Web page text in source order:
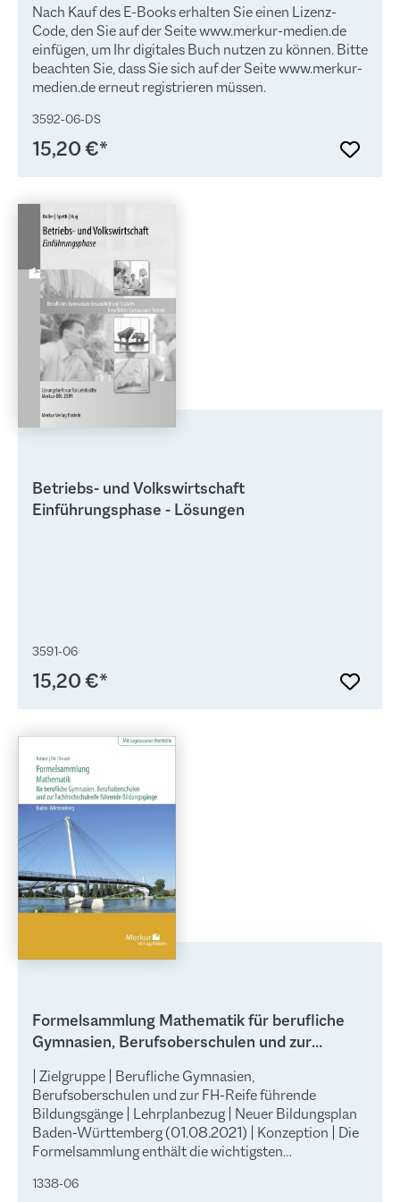
Anschaulichkeit und sachgerechter mathematischer
Darstellung. Die übersichtliche Präsentation und die
methodische Aufarbeitung beeinflusst den Lernerfolg
positiv und bietet dem Schüler die Möglichkeit,
Unterrichtsinhalte selbstständig zu erschließen bzw.
sich anzueignen.Wichtiger HinweisDie Themenhefte
sind neben der digitalen auch in einer gedruckten
Version verfügbar.Die Themenhefte sind bereits
kostenlos als E-Book in dem Kombibuch (Merkur-Nr.
finden Sie in dem Buch auf S. 2.
Nach Kauf des E-Books erhalten Sie einen Lizenz-
Code, den Sie auf der Seite www.merkur-medien.de
einfügen, um Ihr digitales Buch nutzen zu können. Bitte
beachten Sie, dass Sie sich auf der Seite www.merkur-
medien.de erneut registrieren müssen.
3592-06-DS
15,20 €*
Betriebs- und Volkswirtschaft
Einführungsphase - Lösungen
3591-06
15,20 €*
Formelsammlung Mathematik für berufliche
Gymnasien, Berufsoberschulen und zur
Fachhochschulreife führende Bildungsgänge
| Zielgruppe | Berufliche Gymnasien,
Berufsoberschulen und zur FH-Reife führende
Bildungsgänge | Lehrplanbezug | Neuer Bildungsplan
Baden-Württemberg (01.08.2021) | Konzeption | Die
Formelsammlung enthält die wichtigsten
Oberstufe an allen beruflichen Gymnasien sowie für
1338-06